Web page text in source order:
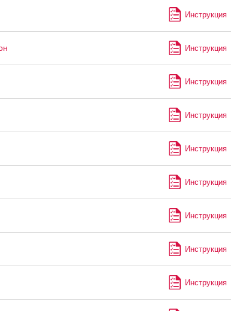
Инструкция
Инструкция
Инструкция
Инструкция
Инструкция
Инструкция
Инструкция
Инструкция
Инструкция